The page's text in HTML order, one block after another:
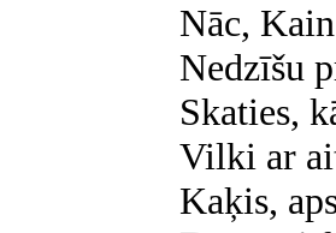
Nāc,
Nedzīšu
Skaties,
Vilki ar
Kaķis,